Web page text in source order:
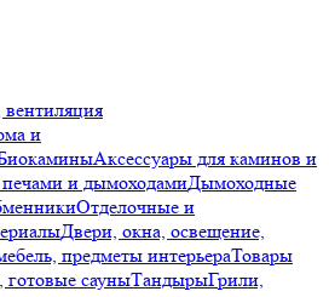
и
Аксессуары для каминов и
и дымоходамиДымоходные
Отделочные и
Двери, окна, освещение,
предметы интерьераТовары
готовые сауныТандырыГрили,